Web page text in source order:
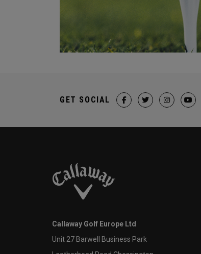
GET SOCIAL
Callaway Golf Europe Ltd
Unit 27 Barwell Business Park